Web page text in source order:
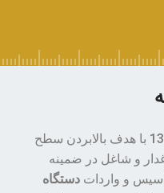
گروه صنعتی آذر جوجه از سال 1389 با هدف بالابردن سطح
و شاغل در ضمینه
و وارداتدستگاه